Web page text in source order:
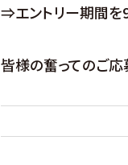
⇒エントリー期間を
皆様の奮ってのご応